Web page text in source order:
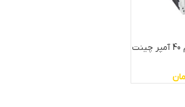
کلید اتوماتیک قابل تنظیم 40 آمپر چینت